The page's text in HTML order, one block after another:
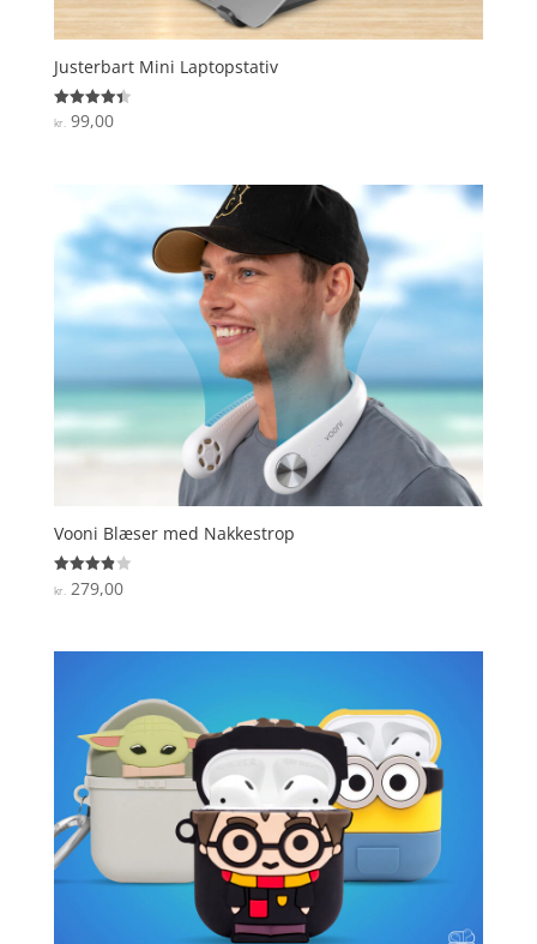
Justerbart Mini Laptopstativ
Vurderet
4.4
kr.99,00
Vooni Blæser med Nakkestrop
Vurderet
3.9
kr.279,00